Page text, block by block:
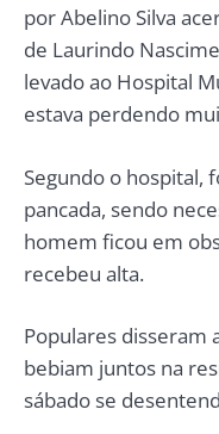
por Abelino Silva
de Laurindo
levado ao Hospital
estava perdendo
Segundo o hospital,
pancada, sendo
homem ficou em
recebeu alta.
Populares disseram
bebiam juntos na
sábado se